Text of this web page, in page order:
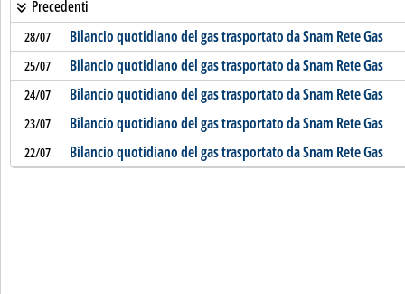
Precedenti
28/07 Bilancio quotidiano del gas trasportato da Snam Rete Gas
25/07 Bilancio quotidiano del gas trasportato da Snam Rete Gas
24/07 Bilancio quotidiano del gas trasportato da Snam Rete Gas
23/07 Bilancio quotidiano del gas trasportato da Snam Rete Gas
22/07 Bilancio quotidiano del gas trasportato da Snam Rete Gas